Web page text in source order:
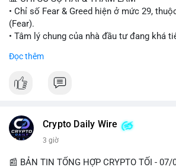
#vlikevn
• Chỉ số Fear & Greed hiện ở mức 29,
(Fear).
• Tâm lý chung của nhà đầu tư đang khá
• CoinGecko Trending: Plume (PLUME),
• LunarCrush Trending: Ethereum, Solana,
Chainlink.
Viettel) và các từ khóa đời sống khác
Đọc thêm
Crypto Daily Wire
3 giờ
📰 BẢN TIN TỔNG HỢP CRYPTO TỐI -